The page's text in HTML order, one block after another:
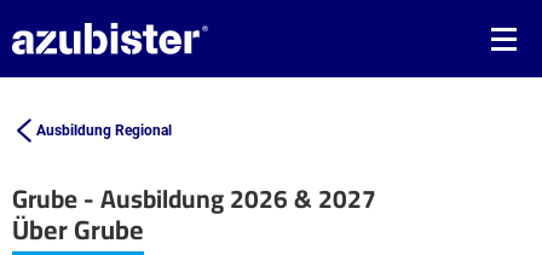
Ausbildung Regional
Grube - Ausbildung 2026 & 2027
+
Leaflet| ©OpenStreetMap2
Über Grube